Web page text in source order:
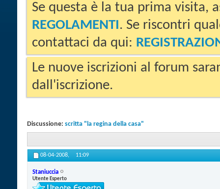
Se questa è la tua prima visita,
REGOLAMENTI. Se riscontri
contattaci da qui:
Le nuove iscrizioni al forum
dall'iscrizione.
Discussione: scritta "la regina della casa"
08-04-2008, 11:09
Staniuccia
Utente Esperto